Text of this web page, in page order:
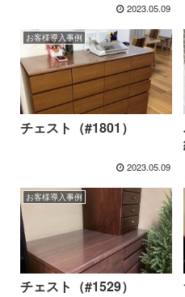
2023.05.09
お客様導入事例
チェスト（#1801）
2023.05.09
お客様導入事例
チェスト（#1529）